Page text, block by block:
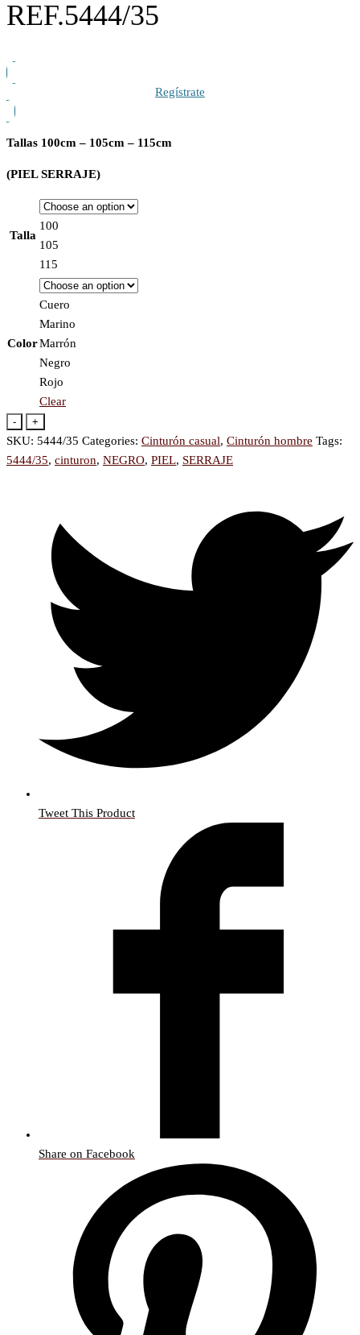
REF.5444/35
Regístrate
Tallas 100cm – 105cm – 115cm
(PIEL SERRAJE)
Talla
100
105
115
Color
Cuero
Marino
Marrón
Negro
Rojo
Clear
- +
SKU: 5444/35 Categories: Cinturón casual, Cinturón hombre Tags:
5444/35, cinturon, NEGRO, PIEL, SERRAJE
Tweet This Product
Share on Facebook